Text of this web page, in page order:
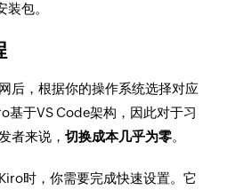
包。
后，根据你的操作系统选择对应
基于VS Code架构，因此对于习
者来说，切换成本几乎为零。
时，你需要完成快速设置。它